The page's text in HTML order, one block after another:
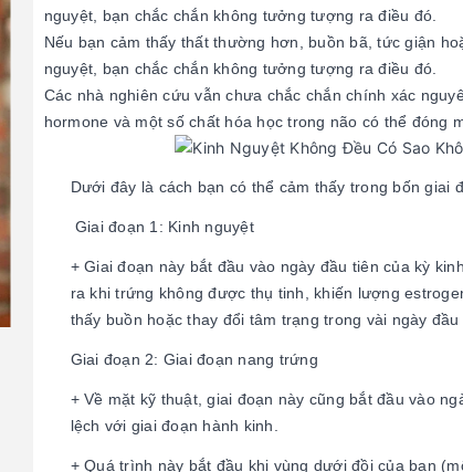
nguyệt, bạn chắc chắn không tưởng tượng ra điều đó.
Nếu bạn cảm thấy thất thường hơn, buồn bã, tức giận
nguyệt, bạn chắc chắn không tưởng tượng ra điều đó.
Các nhà nghiên cứu vẫn chưa chắc chắn chính xác
hormone và một số chất hóa học trong não có thể đóng
Dưới đây là cách bạn có thể cảm thấy trong bốn giai
Giai đoạn 1: Kinh nguyệt
+ Giai đoạn này bắt đầu vào ngày đầu tiên của kỳ
ra khi trứng không được thụ tinh, khiến lượng
thấy buồn hoặc thay đổi tâm trạng trong vài ngày
Giai đoạn 2: Giai đoạn nang trứng
+ Về mặt kỹ thuật, giai đoạn này cũng bắt đầu vào
lệch với giai đoạn hành kinh.
+ Quá trình này bắt đầu khi vùng dưới đồi của bạn